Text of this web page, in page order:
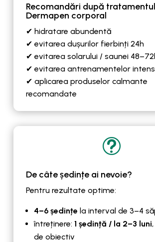
Recomandări după tratamentul
Dermapen corporal
✔ hidratare abundentă
✔ evitarea dușurilor fierbinți 24h
✔ evitarea solarului / saunei
✔ evitarea antrenamentelor
✔ aplicarea produselor calmante
recomandate
t
De câte ședințe ai nevoie?
Pentru rezultate optime:
4–6 ședințe la interval de 3–4
întreținere: 1 ședință / la 2–3 luni
de obiectiv